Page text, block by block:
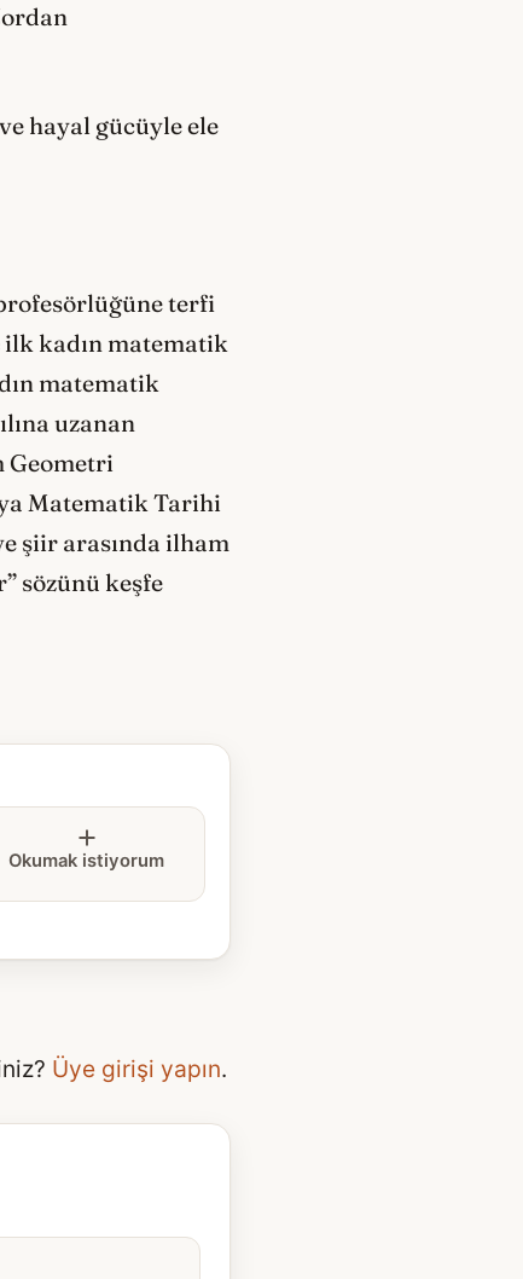
hayal gücüyle ele
terfi
kadın matematik
matematik
uzanan
Geometri
Matematik Tarihi
şiir arasında ilham
sözünü keşfe
Okumak istiyorum
Üye girişi yapın.